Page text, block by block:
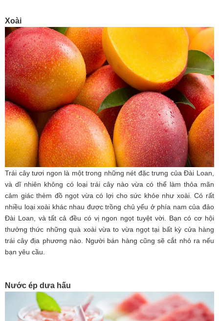
Xoài
Trái cây tươi ngon là một trong những nét đặc trưng của Đài Loan,
và dĩ nhiên không có loại trái cây nào vừa có thể làm thỏa mãn
cảm giác thèm đồ ngọt vừa có lợi cho sức khỏe như xoài. Có rất
nhiều loại xoài khác nhau được trồng chủ yếu ở phía nam của đảo
Đài Loan, và tất cả đều có vị ngon ngọt tuyệt vời. Bạn có cơ hội
thưởng thức những quà xoài vừa to vừa ngọt tại bất kỳ cửa hàng
trái cây địa phương nào. Người bán hàng cũng sẽ cắt nhỏ ra nếu
bạn yêu cầu.
Nước ép dưa hấu